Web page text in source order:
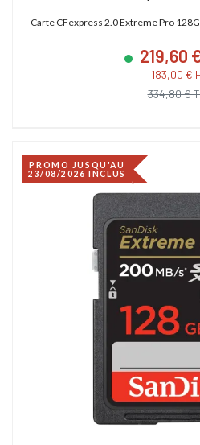
Carte CFexpress 2.0 Extreme Pro
219,60
183,00 €
334,80 €
PROMO JUSQU'AU
23/08/2026 INCLUS